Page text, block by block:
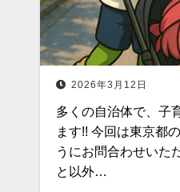
2026年3月12日
多くの自治体で、子
ます!! 今回は東京都
うにお問合わせいた
と以外…